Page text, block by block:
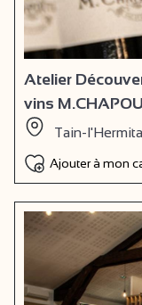
Atelier
vins
Tain-
Ajouter à mon